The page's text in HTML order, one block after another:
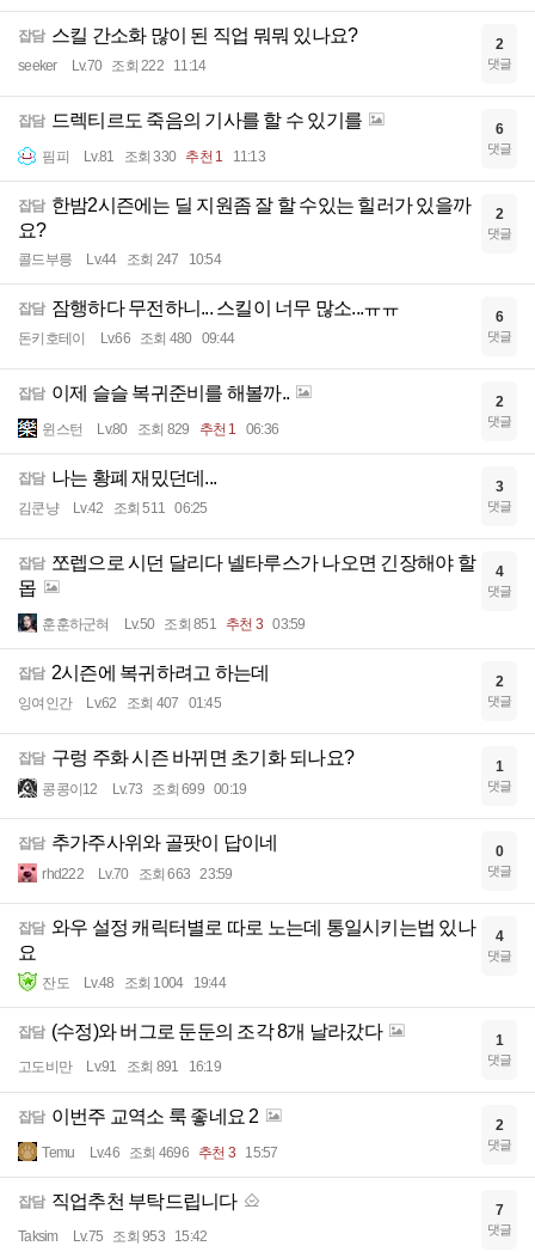
잡담 스킬 간소화 많이 된 직업 뭐뭐 있나요?
seeker Lv.70 조회 222 11:14
2
댓글
잡담 드렉티르도 죽음의 기사를 할 수 있기를
핌피 Lv.81 조회 330 추천 1 11:13
6
댓글
잡담 한밤2시즌에는 딜 지원좀 잘 할 수있는 힐러가 있을까
요?
콜드부릉 Lv.44 조회 247 10:54
2
댓글
잡담 잠행하다 무전하니... 스킬이 너무 많소...ㅠㅠ
돈키호테이 Lv.66 조회 480 09:44
6
댓글
잡담 이제 슬슬 복귀준비를 해볼까..
윈스턴 Lv.80 조회 829 추천 1 06:36
2
댓글
잡담 나는 황폐 재밌던데...
김쿤냥 Lv.42 조회 511 06:25
3
댓글
잡담 쪼렙으로 시던 달리다 넬타루스가 나오면 긴장해야 할
몹
훈훈하군혀 Lv.50 조회 851 추천 3 03:59
4
댓글
잡담 2시즌에 복귀하려고 하는데
잉여인간 Lv.62 조회 407 01:45
2
댓글
잡담 구렁 주화 시즌 바뀌면 초기화 되나요?
콩콩이12 Lv.73 조회 699 00:19
1
댓글
잡담 추가주사위와 골팟이 답이네
rhd222 Lv.70 조회 663 23:59
0
댓글
잡담 와우 설정 캐릭터별로 따로 노는데 통일시키는법 있나
요
잔도 Lv.48 조회 1004 19:44
4
댓글
잡담 (수정)와 버그로 둔둔의 조각 8개 날라갔다
고도비만 Lv.91 조회 891 16:19
1
댓글
잡담 이번주 교역소 룩 좋네요 2
Temu Lv.46 조회 4696 추천 3 15:57
2
댓글
잡담 직업추천 부탁드립니다
Taksim Lv.75 조회 953 15:42
7
댓글